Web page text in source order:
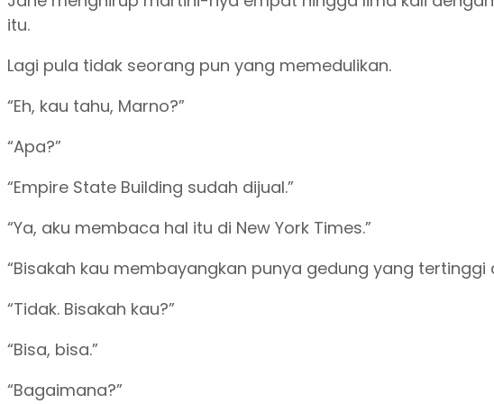
itu.
Lagi pula tidak seorang pun yang memedulikan.
“Eh, kau tahu, Marno?”
“Apa?”
“Empire State Building sudah dijual.”
“Ya, aku membaca hal itu di New York Times.”
“Bisakah kau membayangkan punya gedung yang tertinggi
“Tidak. Bisakah kau?”
“Bisa, bisa.”
“Bagaimana?”